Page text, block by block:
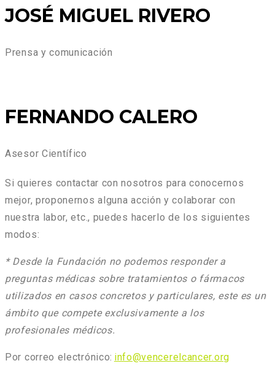
JOSÉ MIGUEL RIVERO
Prensa y comunicación
FERNANDO CALERO
Asesor Científico
Si quieres contactar con nosotros para conocernos
mejor, proponernos alguna acción y colaborar con
nuestra labor, etc., puedes hacerlo de los siguientes
modos:
* Desde la Fundación no podemos responder a
preguntas médicas sobre tratamientos o fármacos
utilizados en casos concretos y particulares, este es un
ámbito que compete exclusivamente a los
profesionales médicos.
Por correo electrónico: info@vencerelcancer.org